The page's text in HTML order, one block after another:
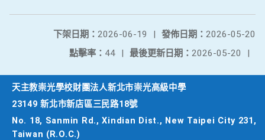
發佈日期： 2026-05-20
下架日期： 2026-06-19
|
最後更新日期： 2026-05-20 |
點擊率： 44 |
天主教崇光學校財團法人新北市崇光高級中學
23149 新北市新店區三民路18號
No. 18, Sanmin Rd., Xindian Dist., New Taipei City 231,
Taiwan (R.O.C.)